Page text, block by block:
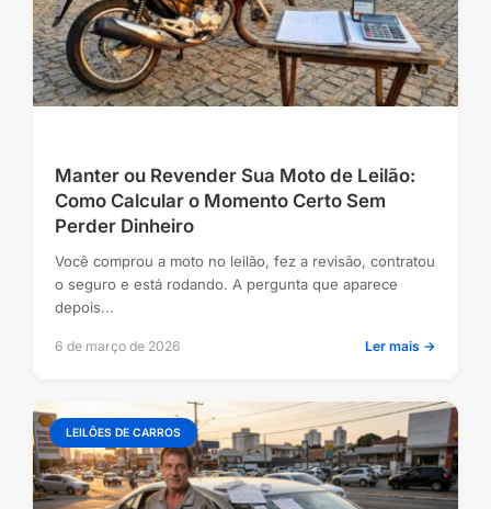
Manter ou Revender Sua Moto de Leilão:
Como Calcular o Momento Certo Sem
Perder Dinheiro
Você comprou a moto no leilão, fez a revisão, contratou
o seguro e está rodando. A pergunta que aparece
depois...
6 de março de 2026 Ler mais →
LEILÕES DE CARROS